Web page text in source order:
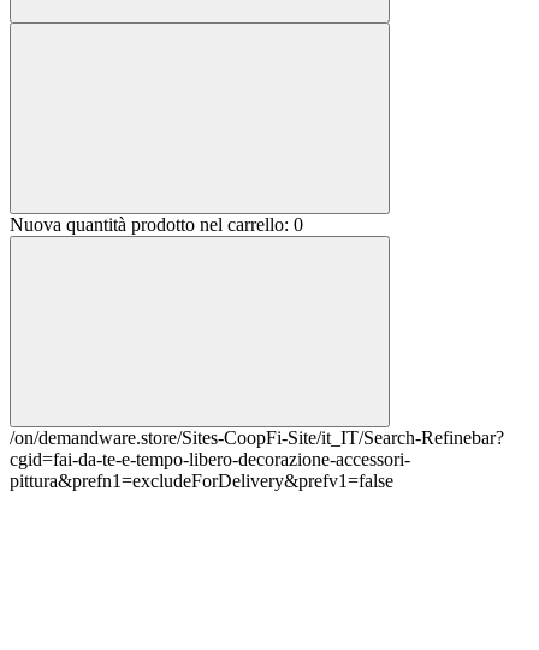
Nuova quantità prodotto nel carrello: 0
/on/demandware.store/Sites-CoopFi-Site/it_IT/Search-Refinebar?
cgid=fai-da-te-e-tempo-libero-decorazione-accessori-
pittura&prefn1=excludeForDelivery&prefv1=false